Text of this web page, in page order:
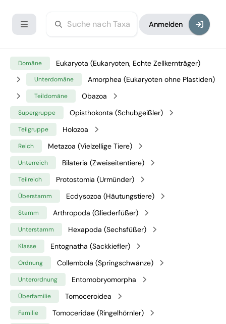
Anmelden
Domäne Eukaryota (Eukaryoten, Echte Zellkernträger)
Unterdomäne Amorphea (Eukaryoten ohne Plastiden)
Teildomäne Obazoa
Supergruppe Opisthokonta (Schubgeißler)
Teilgruppe Holozoa
Reich Metazoa (Vielzellige Tiere)
Unterreich Bilateria (Zweiseitentiere)
Teilreich Protostomia (Urmünder)
Überstamm Ecdysozoa (Häutungstiere)
Stamm Arthropoda (Gliederfüßer)
Unterstamm Hexapoda (Sechsfüßer)
Klasse Entognatha (Sackkiefler)
Ordnung Collembola (Springschwänze)
Unterordnung Entomobryomorpha
Überfamilie Tomoceroidea
Familie Tomoceridae (Ringelhörnler)